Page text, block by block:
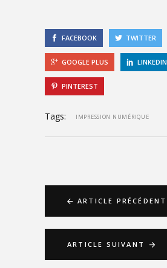
FACEBOOK TWITTER
GOOGLE PLUS LINKEDIN
PINTEREST
Tags: IMPRESSION NUMÉRIQUE
ARTICLE PRÉCÉDENT
ARTICLE SUIVANT